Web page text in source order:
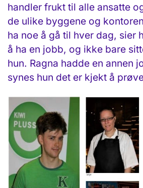
handler frukt til alle ansatte
de ulike byggene og
ha noe å gå til hver dag, sier
å ha en jobb, og ikke bare
hun. Ragna hadde en annen
synes hun det er kjekt å